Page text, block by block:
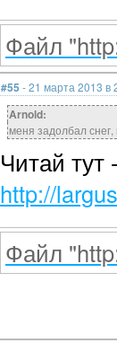
Файл
#55 - 21 марта 2013 в
Arnold:
меня задолбал
Читай тут
http://
Файл